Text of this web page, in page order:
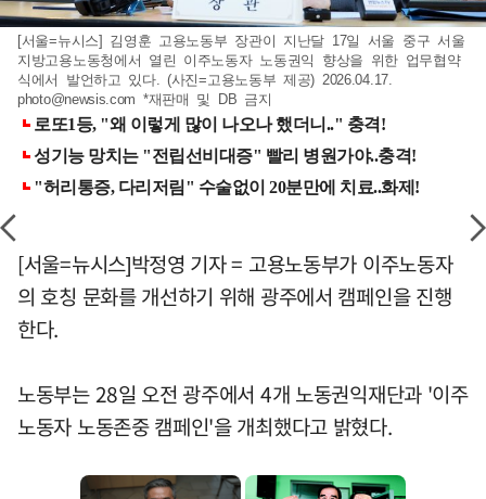
[서울=뉴시스] 김영훈 고용노동부 장관이 지난달 17일 서울 중구 서울
지방고용노동청에서 열린 이주노동자 노동권익 향상을 위한 업무협약
식에서 발언하고 있다. (사진=고용노동부 제공) 2026.04.17.
photo@newsis.com *재판매 및 DB 금지
[서울=뉴시스]박정영 기자 = 고용노동부가 이주노동자
의 호칭 문화를 개선하기 위해 광주에서 캠페인을 진행
한다.
노동부는 28일 오전 광주에서 4개 노동권익재단과 '이주
노동자 노동존중 캠페인'을 개최했다고 밝혔다.